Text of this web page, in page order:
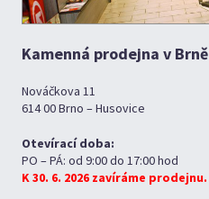
Kamenná prodejna v Brně
Nováčkova 11
614 00 Brno – Husovice
Otevírací doba:
PO – PÁ: od 9:00 do 17:00 hod
K 30. 6. 2026 zavíráme prodejnu.